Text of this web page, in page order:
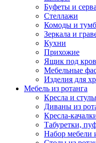
Буфеты и
Стеллажи
Комоды и
Зеркала и
Кухни
Прихожие
Ящик под
Мебельные
Изделия для
Мебель из ротанга
Кресла и
Диваны из
Кресла-
Табуретки,
Набор мебели